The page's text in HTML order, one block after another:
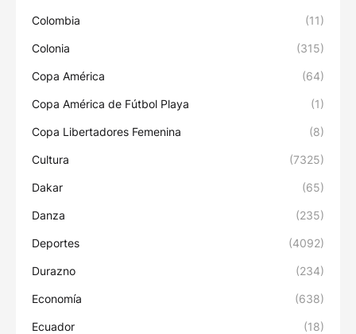
Colombia (11)
Colonia (315)
Copa América (64)
Copa América de Fútbol Playa (1)
Copa Libertadores Femenina (8)
Cultura (7325)
Dakar (65)
Danza (235)
Deportes (4092)
Durazno (234)
Economía (638)
Ecuador (18)